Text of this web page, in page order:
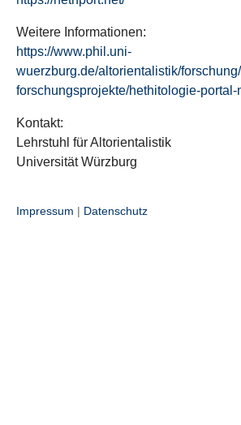
Weitere Informationen:
https://www.phil.uni-
wuerzburg.de/altorientalistik/
forschungsprojekte/hethitologie-portal-
Kontakt:
Lehrstuhl für Altorientalistik
Universität Würzburg
Impressum | Datenschutz